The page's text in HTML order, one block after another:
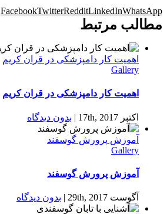
FacebookTwitterRedditLinkedInWhatsApp
مطالب مرتبط
اهمیت کار دامپزشکی در قران کریم
Gallery
اهمیت کار دامپزشکی در قران کریم
اکتبر 17th, 2017 | بدون ديدگاه
آموزش پرورش گوسفند
Gallery
آموزش پرورش گوسفند
آگوست 29th, 2017 | بدون ديدگاه